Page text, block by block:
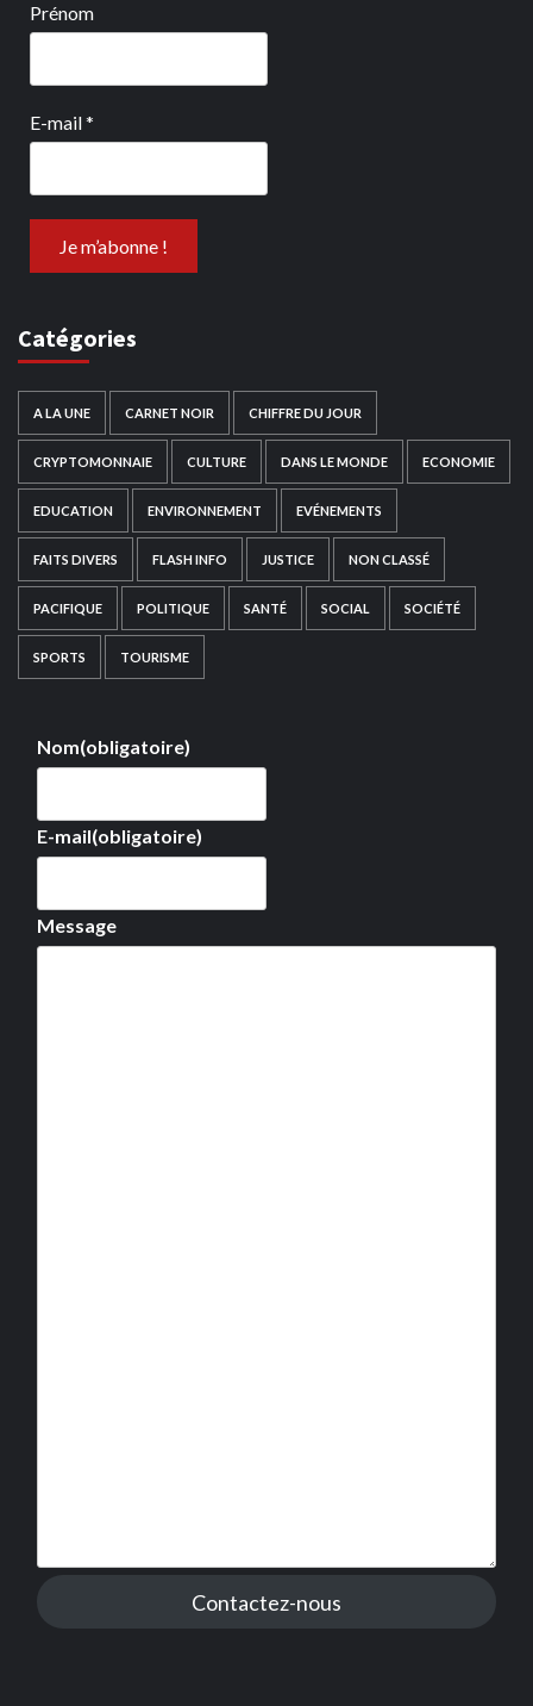
Prénom
E-mail*
Catégories
A LA UNE CARNET NOIR CHIFFRE DU JOUR
CRYPTOMONNAIE CULTURE DANS LE MONDE ECONOMIE
EDUCATION ENVIRONNEMENT EVÉNEMENTS
FAITS DIVERS FLASH INFO JUSTICE NON CLASSÉ
PACIFIQUE POLITIQUE SANTÉ SOCIAL SOCIÉTÉ
SPORTS TOURISME
Nom(obligatoire)
E-mail(obligatoire)
Message
Contactez-nous